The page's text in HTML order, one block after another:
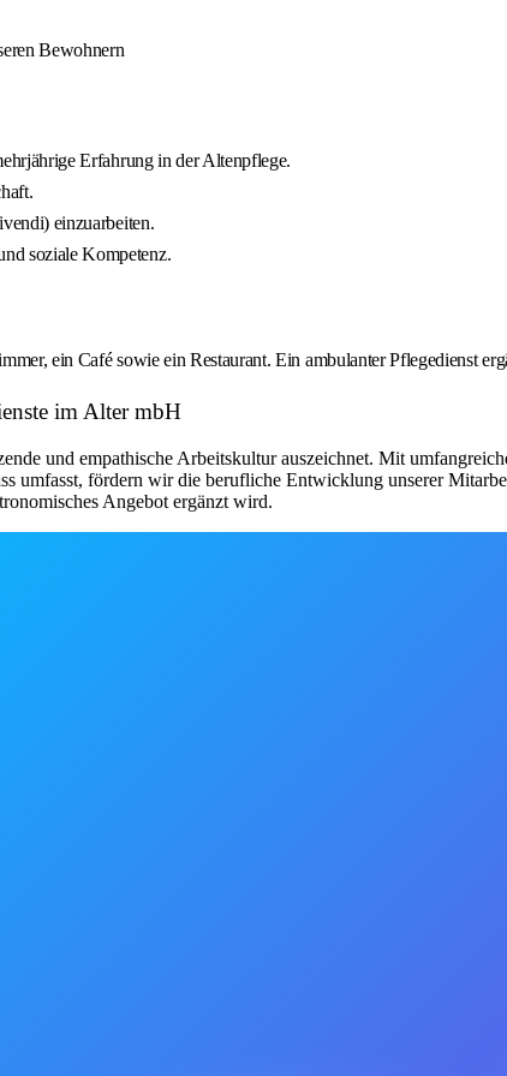
Bewohnern
Erfahrung in der Altenpflege.
einzuarbeiten.
soziale Kompetenz.
ein Café sowie ein Restaurant. Ein ambulanter Pflegedienst
im Alter mbH
und empathische Arbeitskultur auszeichnet. Mit
umfasst, fördern wir die berufliche Entwicklung unserer
Angebot ergänzt wird.